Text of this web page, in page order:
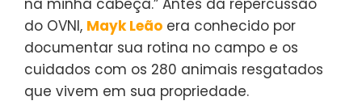
do OVNI, Mayk Leão era conhecido por
documentar sua rotina no campo e os
cuidados com os 280 animais resgatados
que vivem em sua propriedade.